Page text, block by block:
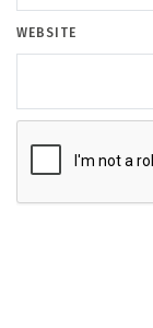
WEBSITE